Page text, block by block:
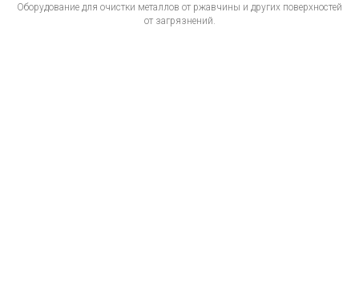
Оборудование для очистки металлов от ржавчины и других поверхностей
от загрязнений.